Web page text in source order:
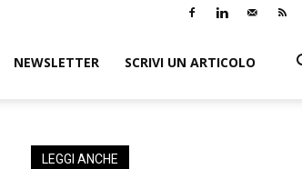
NEWSLETTER SCRIVI UN ARTICOLO
LEGGI ANCHE